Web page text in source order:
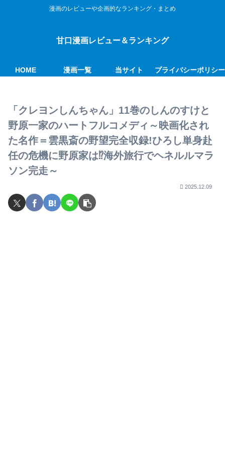
漫画のレビューや企画的なランキング・まとめ
甘口漫画レビュー＆ランキング
HOME 漫画一覧 当サイト プライバシーポリシー
「クレヨンしんちゃん」11巻のしんのすけと
野原一家のハートフルコメディ～映画化され
た名作＝雲黒斎の野望完全収録!ひろし単身赴
任の危機に野原家は⁉海外旅行でヘネルルマラ
ソン完走～
2025.12.09